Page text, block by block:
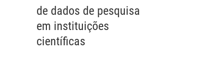
de dados de pesquisa
em instituições
científicas